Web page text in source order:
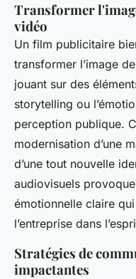
Transformer
vidéo
Un film publicitaire
transformer l’image
jouant sur des
storytelling ou
perception publique.
modernisation d’une
d’une tout nouvelle
audiovisuels
émotionnelle claire
l’entreprise dans
Stratégies de
impactantes